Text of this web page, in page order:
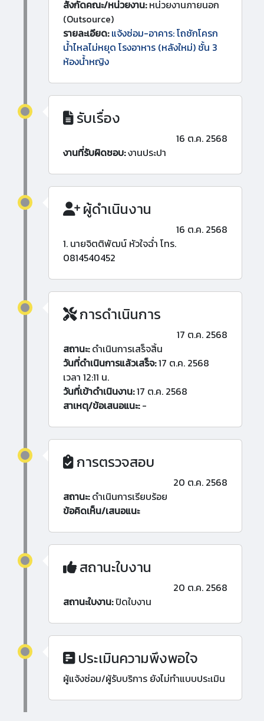
สังกัดคณะ/หน่วยงาน:หน่วยงานภายนอก
(Outsource)
รายละเอียด: แจ้งซ่อม-อาคาร: โถชักโครก
น้ำไหลไม่หยุด โรงอาหาร (หลังใหม่) ชั้น 3
ห้องน้ำหญิง
รับเรื่อง
16 ต.ค. 2568
งานที่รับผิดชอบ:งานประปา
ผู้ดำเนินงาน
16 ต.ค. 2568
1. นายจิตติพัฒน์ หัวใจฉ่ำ โทร.
0814540452
การดำเนินการ
17 ต.ค. 2568
สถานะ:ดำเนินการเสร็จสิ้น
วันที่ดำเนินการแล้วเสร็จ:17 ต.ค. 2568
เวลา 12:11 น.
วันที่เข้าดำเนินงาน:17 ต.ค. 2568
สาเหตุ/ข้อเสนอแนะ:-
การตรวจสอบ
20 ต.ค. 2568
สถานะ:ดำเนินการเรียบร้อย
ข้อคิดเห็น/เสนอแนะ
สถานะใบงาน
20 ต.ค. 2568
สถานะใบงาน:ปิดใบงาน
ประเมินความพึงพอใจ
ผู้แจ้งซ่อม/ผู้รับบริการ ยังไม่ทำแบบประเมิน